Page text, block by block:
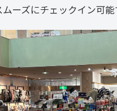
ーズにチェックイン可能